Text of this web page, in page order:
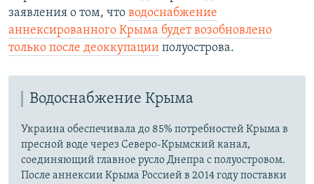
заявления о том, что водоснабжение
аннексированного Крыма будет возобновлено
только после деоккупации полуострова.
Водоснабжение Крыма
Украина обеспечивала до 85% потребностей Крыма в
пресной воде через Северо-Крымский канал,
соединяющий главное русло Днепра с полуостровом.
После аннексии Крыма Россией в 2014 году поставки